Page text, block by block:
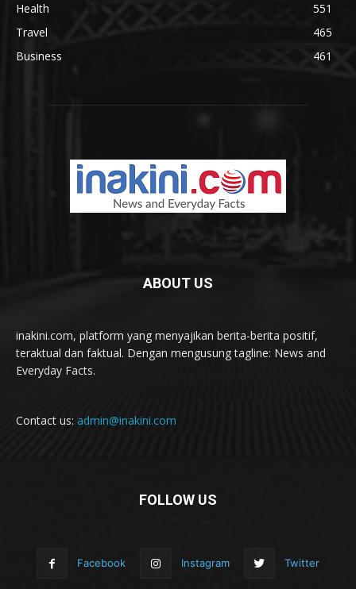
Health
551
Travel
465
Business
461
ABOUT US
inakini.com, platform yang menyajikan berita-berita positif,
teraktual dan faktual. Dengan mengusung tagline: News and
Everyday Facts.
Contact us: admin@inakini.com
FOLLOW US
Facebook Instagram Twitter